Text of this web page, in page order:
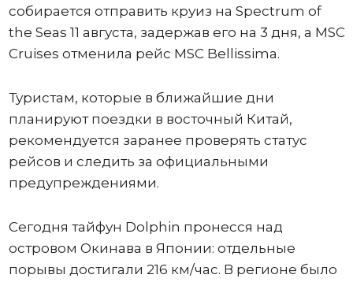
собирается отправить круиз на Spectrum of
the Seas 11 августа, задержав его на 3 дня, а MSC
Cruises отменила рейс MSC Bellissima.
Туристам, которые в ближайшие дни
планируют поездки в восточный Китай,
рекомендуется заранее проверять статус
рейсов и следить за официальными
предупреждениями.
Сегодня тайфун Dolphin пронесся над
островом Окинава в Японии: отдельные
порывы достигали 216 км/час. В регионе было